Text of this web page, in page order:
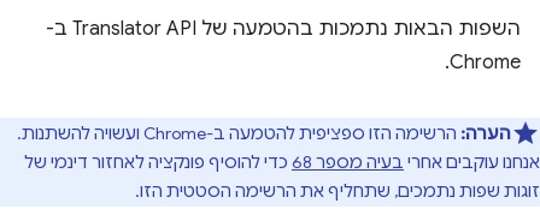
השפות הבאות נתמכות בהטמעה של Translator API ב-
Chrome.
הערה:
הרשימה הזו ספציפית להטמעה ב-Chrome ועשויה להשתנות.
אנחנו עוקבים אחרי בעיה מספר 68
כדי להוסיף פונקציה לאחזור דינמי של
זוגות שפות נתמכים, שתחליף את הרשימה הסטטית הזו.